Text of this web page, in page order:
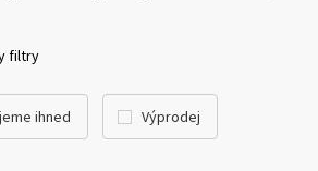
filtry
ihned Výprodej